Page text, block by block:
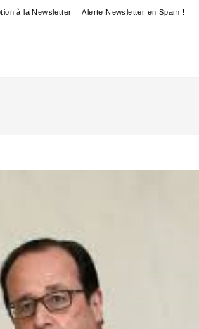
à la Newsletter Alerte Newsletter en Spam !